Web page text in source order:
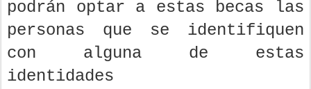
podrán optar a estas becas las
personas que se identifiquen
con alguna de estas
identidades